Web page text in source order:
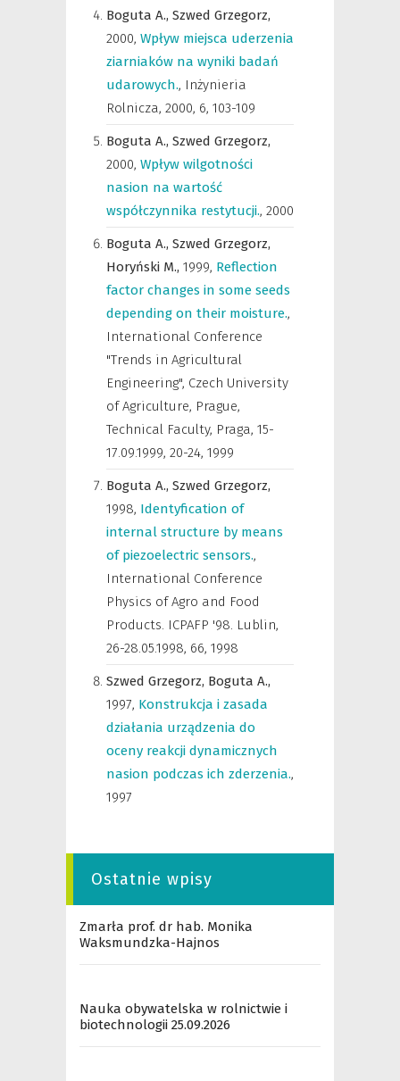
Boguta A., Szwed Grzegorz,
2000, Wpływ miejsca uderzenia
ziarniaków na wyniki badań
udarowych., Inżynieria
Rolnicza, 2000, 6, 103-109
Boguta A., Szwed Grzegorz,
2000, Wpływ wilgotności
nasion na wartość
współczynnika restytucji., 2000
Boguta A., Szwed Grzegorz,
Horyński M., 1999, Reflection
factor changes in some seeds
depending on their moisture.,
International Conference
"Trends in Agricultural
Engineering", Czech University
of Agriculture, Prague,
Technical Faculty, Praga, 15-
17.09.1999, 20-24, 1999
Boguta A., Szwed Grzegorz,
1998, Identyfication of
internal structure by means
of piezoelectric sensors.,
International Conference
Physics of Agro and Food
Products. ICPAFP '98. Lublin,
26-28.05.1998, 66, 1998
Szwed Grzegorz, Boguta A.,
1997, Konstrukcja i zasada
działania urządzenia do
oceny reakcji dynamicznych
nasion podczas ich zderzenia.,
1997
Ostatnie wpisy
Zmarła prof. dr hab. Monika
Waksmundzka-Hajnos
Nauka obywatelska w rolnictwie i
biotechnologii 25.09.2026